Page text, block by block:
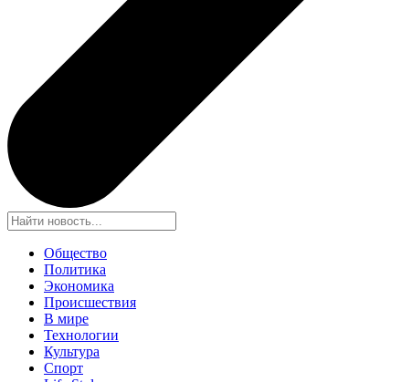
Общество
Политика
Экономика
Происшествия
В мире
Технологии
Культура
Спорт